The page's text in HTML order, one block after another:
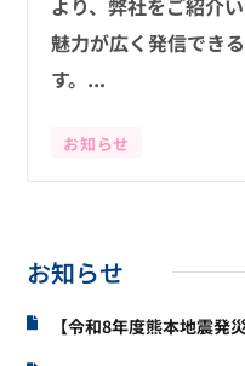
魅力が広く発信でき
す。...
お知らせ
お知らせ
【令和8年度熊本地震発